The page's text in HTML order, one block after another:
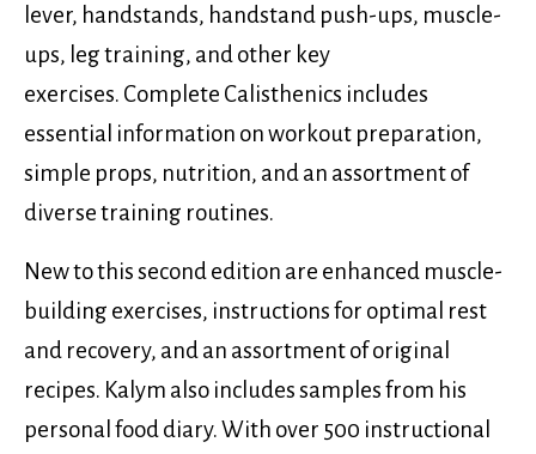
lever, handstands, handstand push-ups, muscle-
ups, leg training, and other key
exercises. Complete Calisthenics includes
essential information on workout preparation,
simple props, nutrition, and an assortment of
diverse training routines.
New to this second edition are enhanced muscle-
building exercises, instructions for optimal rest
and recovery, and an assortment of original
recipes. Kalym also includes samples from his
personal food diary. With over 500 instructional